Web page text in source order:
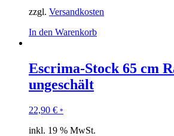
zzgl. Versandkosten
In den Warenkorb
Escrima-Stock 65 cm
ungeschält
22,90 € *
inkl. 19 % MwSt.